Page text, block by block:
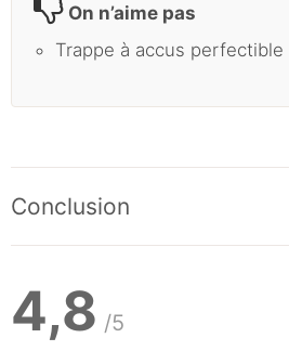
On n’aime pas
Trappe à accus perfectible
Conclusion
4,8 /5